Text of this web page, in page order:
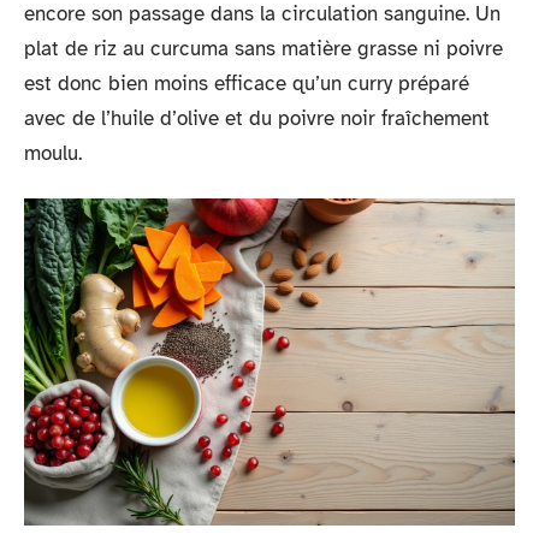
encore son passage dans la circulation sanguine. Un
plat de riz au curcuma sans matière grasse ni poivre
est donc bien moins efficace qu’un curry préparé
avec de l’huile d’olive et du poivre noir fraîchement
moulu.